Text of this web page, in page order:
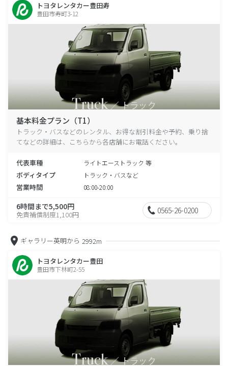
トヨタレンタカー豊田寿
豊田市寿町3-12
基本料金プラン（T1）
トラック・バスなどのレンタル、お得な割引料金や予約、乗り捨
てなどの詳細は、こちらから各店舗にお電話ください。
代表車種 ライトエーストラック 等
ボディタイプ トラック・バスなど
営業時間 08:00-20:00
6時間まで5,500円
免責補償制度1,100円 0565-26-0200
ギャラリー英明から 2992m
トヨタレンタカー豊田
豊田市下林町2-55